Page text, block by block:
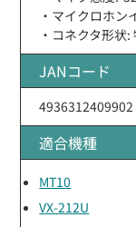
・マイクロホン
・コネクタ形状
JANコード
4936312409902
適合機種
MT10
VX-212U